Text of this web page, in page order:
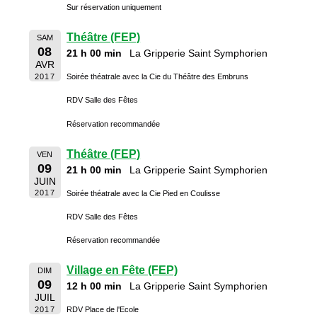
Sur réservation uniquement
SAM
08
AVR
2017
Théâtre (FEP)
21 h 00 min La Gripperie Saint Symphorien
Soirée théatrale avec la Cie du Théâtre des Embruns
RDV Salle des Fêtes
Réservation recommandée
VEN
09
JUIN
2017
Théâtre (FEP)
21 h 00 min La Gripperie Saint Symphorien
Soirée théatrale avec la Cie Pied en Coulisse
RDV Salle des Fêtes
Réservation recommandée
DIM
09
JUIL
2017
Village en Fête (FEP)
12 h 00 min La Gripperie Saint Symphorien
RDV Place de l'Ecole